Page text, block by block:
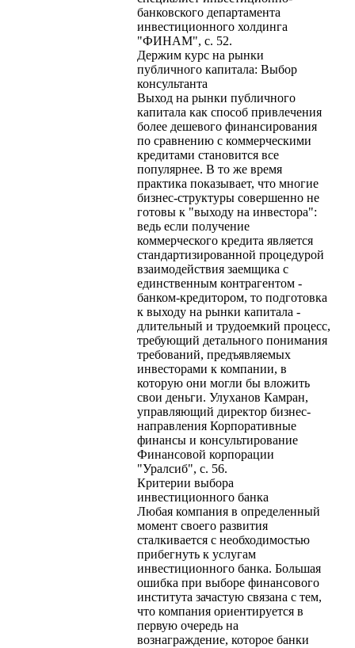
банковского департамента
инвестиционного холдинга
"ФИНАМ", с. 52.
Держим курс на рынки
публичного капитала: Выбор
консультанта
Выход на рынки публичного
капитала как способ привлечения
более дешевого финансирования
по сравнению с коммерческими
кредитами становится все
популярнее. В то же время
практика показывает, что многие
бизнес-структуры совершенно не
готовы к "выходу на инвестора":
ведь если получение
коммерческого кредита является
стандартизированной процедурой
взаимодействия заемщика с
единственным контрагентом -
банком-кредитором, то подготовка
к выходу на рынки капитала -
длительный и трудоемкий процесс,
требующий детального понимания
требований, предъявляемых
инвесторами к компании, в
которую они могли бы вложить
свои деньги. Улуханов Камран,
управляющий директор бизнес-
направления Корпоративные
финансы и консультирование
Финансовой корпорации
"Уралсиб", с. 56.
Критерии выбора
инвестиционного банка
Любая компания в определенный
момент своего развития
сталкивается с необходимостью
прибегнуть к услугам
инвестиционного банка. Большая
ошибка при выборе финансового
института зачастую связана с тем,
что компания ориентируется в
первую очередь на
вознаграждение, которое банки